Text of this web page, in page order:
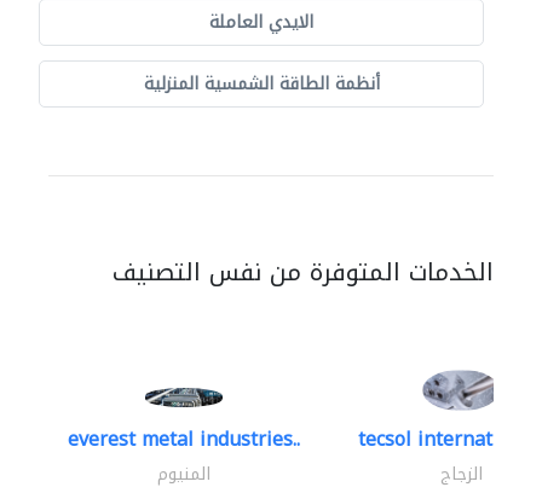
الايدي العاملة
أنظمة الطاقة الشمسية المنزلية
الخدمات المتوفرة من نفس التصنيف
everest metal industries..
المنيوم
tecsol
الزجاج